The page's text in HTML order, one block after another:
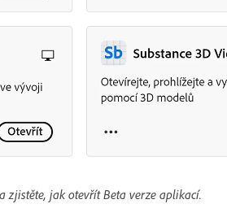
zjistěte, jak otevřít Beta verze aplikací.